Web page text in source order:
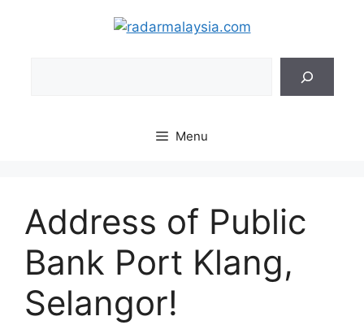
Menu
Address of Public
Bank Port Klang,
Selangor!